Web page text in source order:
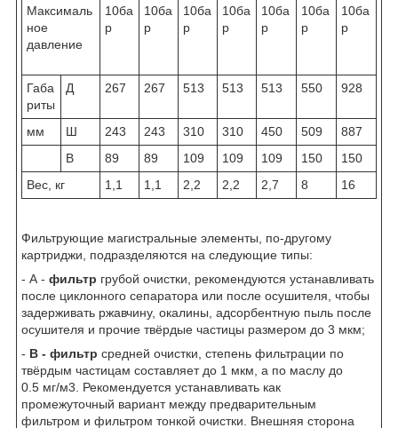
Максималь
ное
давление
10ба
р
10ба
р
10ба
р
10ба
р
10ба
р
10ба
р
10ба
р
Габа
риты
Д 267 267 513 513 513 550 928
мм Ш 243 243 310 310 450 509
887
В
89 89 109 109 109 150
150
Вес, кг
1,1 1,1 2,2 2,2 2,7 8 16
Фильтрующие магистральные элементы, по-другому
картриджи, подразделяются на следующие типы:
- А - фильтр грубой очистки, рекомендуются устанавливать
после циклонного сепаратора или после осушителя, чтобы
задерживать ржавчину, окалины, адсорбентную пыль после
осушителя и прочие твёрдые частицы размером до 3 мкм;
- В - фильтр средней очистки, степень фильтрации по
твёрдым частицам составляет до 1 мкм, а по маслу до
0.5 мг/м3. Рекомендуется устанавливать как
промежуточный вариант между предварительным
фильтром и фильтром тонкой очистки. Внешняя сторона